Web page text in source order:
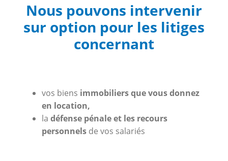
Nous pouvons intervenir
sur option pour les litiges
concernant
vos biens immobiliers que vous donnez
en location,
la défense pénale et les recours
personnelsde vos salariés